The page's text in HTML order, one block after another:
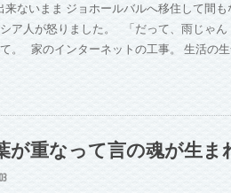
来ないまま ジョホールバルへ移住して間
ア人が怒りました。 「だって、雨じゃ
て。 家のインターネットの工事。 生活の
が重なって言の魂が生ま